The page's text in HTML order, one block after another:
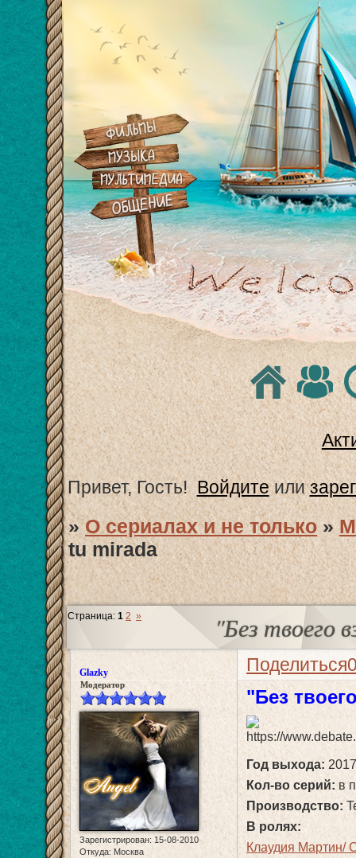
Привет, Гость! Войдитеили
»О сериалах и не только »
tu mirada
"Без твоего
Страница:1 2 »
Поделиться
Glazky
Модератор
Зарегистрирован: 15-08-2010
Откуда: Москва
"Без
Год выхода:
Кол-во серий: в
Производство:
В ролях:
Клаудия Мартин/